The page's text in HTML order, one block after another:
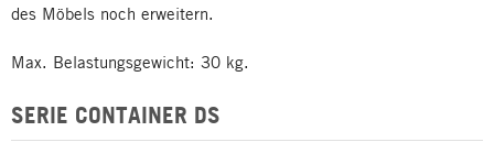
des Möbels noch erweitern.
Max. Belastungsgewicht: 30 kg.
SERIE CONTAINER DS